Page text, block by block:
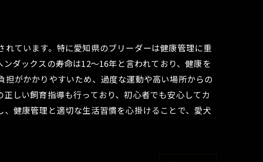
ています。特に愛知県のブリーダーは健康管理に重
ダックスの寿命は12～16年と言われており、健康を
がかかりやすいため、過度な運動や高い場所からの
しい飼育指導も行っており、初心者でも安心してカ
健康管理と適切な生活習慣を心掛けることで、愛犬